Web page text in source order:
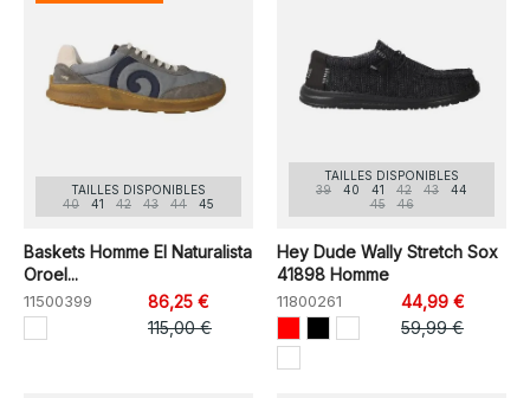
TAILLES DISPONIBLES
40
41 42 43 44 45
Baskets Homme El Naturalista
Oroel...
11500399
86,25 €
115,00 €
TAILLES DISPONIBLES
39
40 41 42 43
44
45
46
Hey Dude Wally Stretch Sox
41898 Homme
11800261
44,99 €
59,99 €